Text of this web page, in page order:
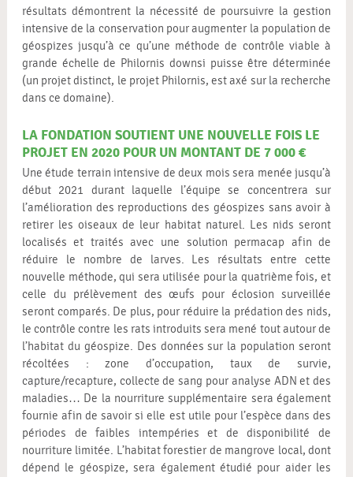
résultats démontrent la nécessité de poursuivre la gestion
intensive de la conservation pour augmenter la population de
géospizes jusqu’à ce qu’une méthode de contrôle viable à
grande échelle de Philornis downsi puisse être déterminée
(un projet distinct, le projet Philornis, est axé sur la recherche
dans ce domaine).
LA FONDATION SOUTIENT UNE NOUVELLE FOIS LE
PROJET EN 2020 POUR UN MONTANT DE 7 000 €
Une étude terrain intensive de deux mois sera menée jusqu’à
début 2021 durant laquelle l’équipe se concentrera sur
l’amélioration des reproductions des géospizes sans avoir à
retirer les oiseaux de leur habitat naturel. Les nids seront
localisés et traités avec une solution permacap afin de
réduire le nombre de larves. Les résultats entre cette
nouvelle méthode, qui sera utilisée pour la quatrième fois, et
celle du prélèvement des œufs pour éclosion surveillée
seront comparés. De plus, pour réduire la prédation des nids,
le contrôle contre les rats introduits sera mené tout autour de
l’habitat du géospize. Des données sur la population seront
récoltées : zone d’occupation, taux de survie,
capture/recapture, collecte de sang pour analyse ADN et des
maladies… De la nourriture supplémentaire sera également
fournie afin de savoir si elle est utile pour l’espèce dans des
périodes de faibles intempéries et de disponibilité de
nourriture limitée. L’habitat forestier de mangrove local, dont
dépend le géospize, sera également étudié pour aider les